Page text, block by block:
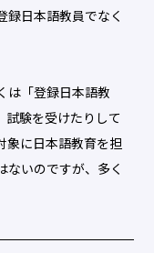
録日本語教員でなく
は「登録日本語教
試験を受けたりして
象に日本語教育を担
ないのですが、多く